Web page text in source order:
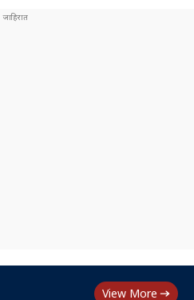
View More